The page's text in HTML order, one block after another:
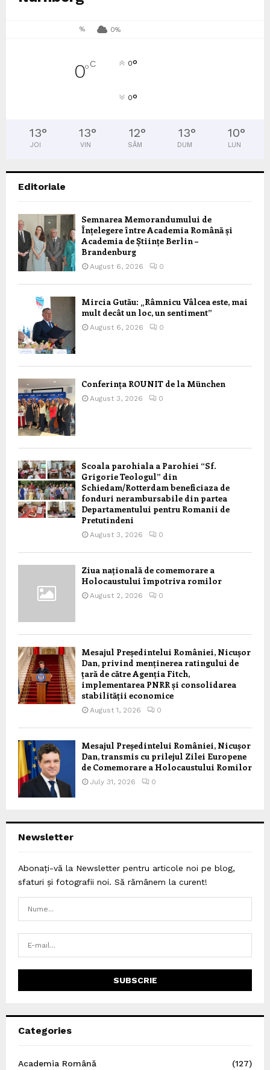
% 0%
0°C 0°
0°
13°
JOI
13°
VIN
12°
SÂM
13°
DUM
10°
LUN
Editoriale
Semnarea Memorandumului de
Înțelegere între Academia Română și
Academia de Științe Berlin –
Brandenburg
August 6, 2026 0
Mircia Gutău: „Râmnicu Vâlcea este, mai
mult decât un loc, un sentiment”
August 6, 2026 0
Conferința ROUNIT de la München
August 3, 2026 0
Scoala parohiala a Parohiei “Sf.
Grigorie Teologul” din
Schiedam/Rotterdam beneficiaza de
fonduri nerambursabile din partea
Departamentului pentru Romanii de
Pretutindeni
August 3, 2026 0
Ziua națională de comemorare a
Holocaustului împotriva romilor
August 2, 2026 0
Mesajul Președintelui României, Nicușor
Dan, privind menținerea ratingului de
țară de către Agenția Fitch,
implementarea PNRR și consolidarea
stabilității economice
August 1, 2026 0
Mesajul Președintelui României, Nicușor
Dan, transmis cu prilejul Zilei Europene
de Comemorare a Holocaustului Romilor
July 31, 2026 0
Newsletter
Abonați-vă la Newsletter pentru articole noi pe blog,
sfaturi și fotografii noi. Să rămânem la curent!
Categories
Academia Română (127)